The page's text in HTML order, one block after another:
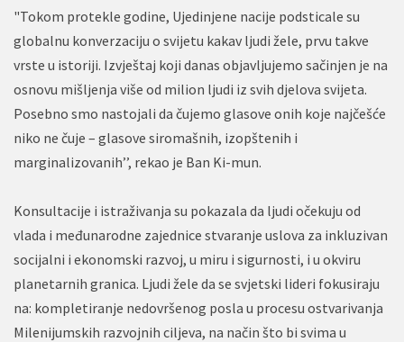
"Tokom protekle godine, Ujedinjene nacije podsticale su
globalnu konverzaciju o svijetu kakav ljudi žele, prvu takve
vrste u istoriji. Izvještaj koji danas objavljujemo sačinjen je na
osnovu mišljenja više od milion ljudi iz svih djelova svijeta.
Posebno smo nastojali da čujemo glasove onih koje najčešće
niko ne čuje – glasove siromašnih, izopštenih i
marginalizovanih’’, rekao je Ban Ki-mun.
Konsultacije i istraživanja su pokazala da ljudi očekuju od
vlada i međunarodne zajednice stvaranje uslova za inkluzivan
socijalni i ekonomski razvoj, u miru i sigurnosti, i u okviru
planetarnih granica. Ljudi žele da se svjetski lideri fokusiraju
na: kompletiranje nedovršenog posla u procesu ostvarivanja
Milenijumskih razvojnih ciljeva, na način što bi svima u